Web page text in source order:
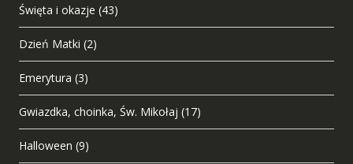
Święta i okazje (43)
Dzień Matki (2)
Emerytura (3)
Gwiazdka, choinka, Św. Mikołaj (17)
Halloween (9)